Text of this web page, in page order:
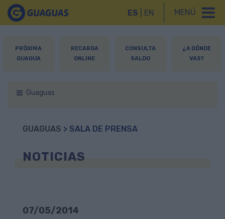
MENÚ
ES EN
PRÓXIMA
GUAGUA
RECARGA
ONLINE
CONSULTA
SALDO
¿A DÓNDE
VAS?
Guaguas
GUAGUAS > SALA DE PRENSA
NOTICIAS
07/05/2014